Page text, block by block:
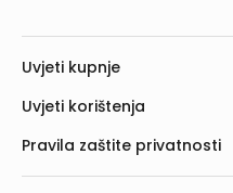
Uvjeti kupnje
Uvjeti korištenja
Pravila zaštite privatnosti